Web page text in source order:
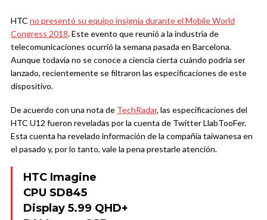
HTC no presentó su equipo insignia durante el Mobile World
Congress 2018. Este evento que reunió a la industria de
telecomunicaciones ocurrió la semana pasada en Barcelona.
Aunque todavía no se conoce a ciencia cierta cuándo podría ser
lanzado, recientemente se filtraron las especificaciones de este
dispositivo.
De acuerdo con una nota de TechRadar, las especificaciones del
HTC U12 fueron reveladas por la cuenta de Twitter LlabTooFer.
Esta cuenta ha revelado información de la compañía taiwanesa en
el pasado y, por lo tanto, vale la pena prestarle atención.
HTC Imagine
CPU SD845
Display 5.99 QHD+